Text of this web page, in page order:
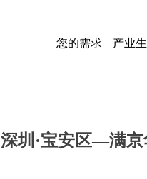
您的需求 产业
深圳·宝安区—满